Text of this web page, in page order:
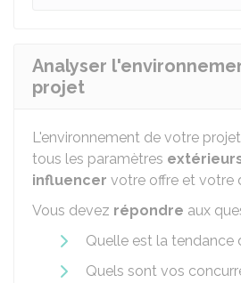
Analyser
projet
L'environnement de votre
tous les paramètres
influencer votre offre et votre
Vous devez répondre aux
Quelle est la tendance
Quels sont vos